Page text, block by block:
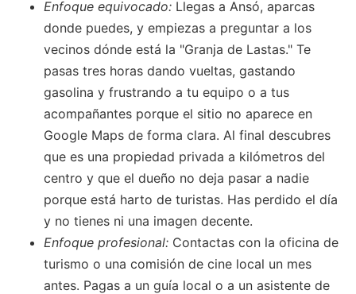
Enfoque equivocado: Llegas a Ansó, aparcas
donde puedes, y empiezas a preguntar a los
vecinos dónde está la "Granja de Lastas." Te
pasas tres horas dando vueltas, gastando
gasolina y frustrando a tu equipo o a tus
acompañantes porque el sitio no aparece en
Google Maps de forma clara. Al final descubres
que es una propiedad privada a kilómetros del
centro y que el dueño no deja pasar a nadie
porque está harto de turistas. Has perdido el día
y no tienes ni una imagen decente.
Enfoque profesional: Contactas con la oficina de
turismo o una comisión de cine local un mes
antes. Pagas a un guía local o a un asistente de